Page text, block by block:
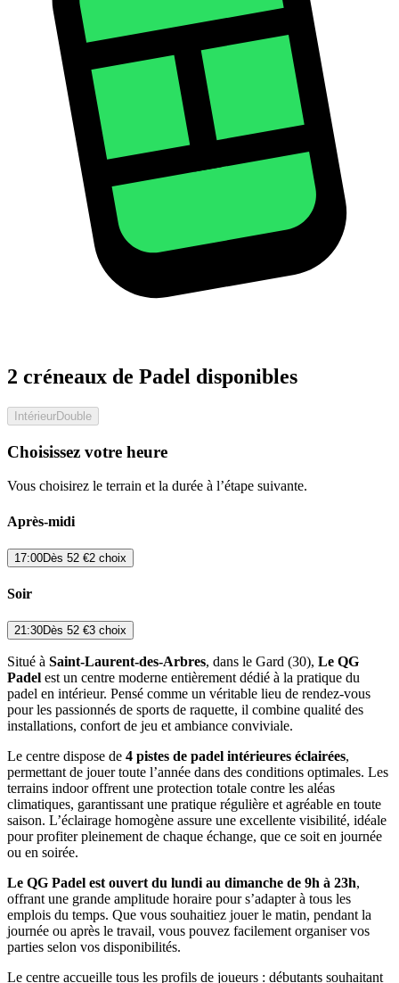
2 créneaux de Padel disponibles
IntérieurDouble
Choisissez votre heure
Vous choisirez le terrain et la durée à l’étape suivante.
Après-midi
17:00Dès 52 €2 choix
Soir
21:30Dès 52 €3 choix
Situé à Saint-Laurent-des-Arbres, dans le Gard (30), Le QG
Padel est un centre moderne entièrement dédié à la pratique du
padel en intérieur. Pensé comme un véritable lieu de rendez-vous
pour les passionnés de sports de raquette, il combine qualité des
installations, confort de jeu et ambiance conviviale.
Le centre dispose de 4 pistes de padel intérieures éclairées,
permettant de jouer toute l’année dans des conditions optimales. Les
terrains indoor offrent une protection totale contre les aléas
climatiques, garantissant une pratique régulière et agréable en toute
saison. L’éclairage homogène assure une excellente visibilité, idéale
pour profiter pleinement de chaque échange, que ce soit en journée
ou en soirée.
Le QG Padel est ouvert du lundi au dimanche de 9h à 23h,
offrant une grande amplitude horaire pour s’adapter à tous les
emplois du temps. Que vous souhaitiez jouer le matin, pendant la
journée ou après le travail, vous pouvez facilement organiser vos
parties selon vos disponibilités.
Le centre accueille tous les profils de joueurs : débutants souhaitant